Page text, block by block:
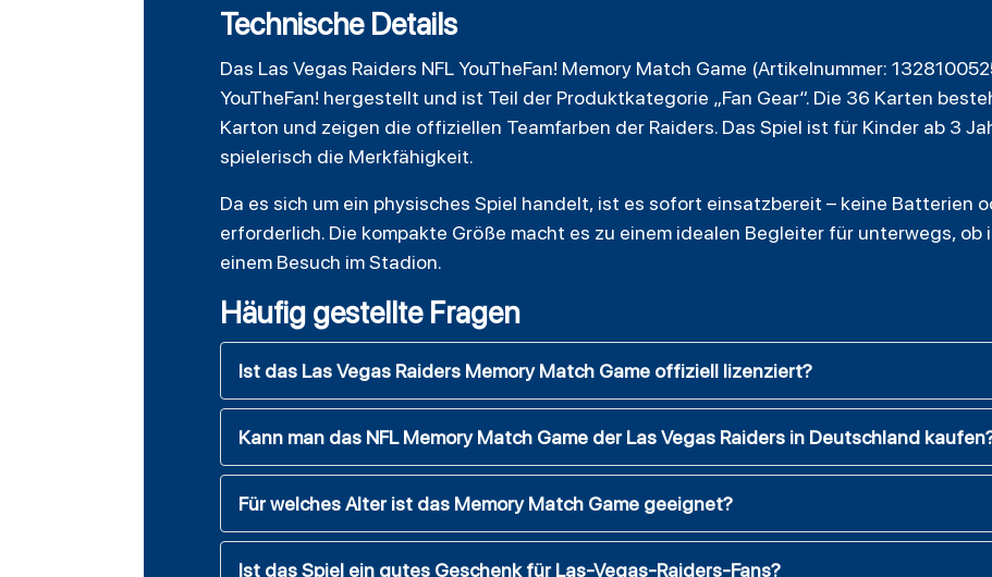
Technische Details
Das Las Vegas Raiders NFL YouTheFan! Memory Match Game (Artikelnummer:
YouTheFan! hergestellt und ist Teil der Produktkategorie „Fan Gear“. Die 36 Karten
Karton und zeigen die offiziellen Teamfarben der Raiders. Das Spiel ist für Kinder ab 3
spielerisch die Merkfähigkeit.
Da es sich um ein physisches Spiel handelt, ist es sofort einsatzbereit – keine Batterien
erforderlich. Die kompakte Größe macht es zu einem idealen Begleiter für unterwegs, ob
einem Besuch im Stadion.
Häufig gestellte Fragen
Ist das Las Vegas Raiders Memory Match Game offiziell lizenziert?
Kann man das NFL Memory Match Game der Las Vegas Raiders in Deutschland
Für welches Alter ist das Memory Match Game geeignet?
Ist das Spiel ein gutes Geschenk für Las-Vegas-Raiders-Fans?